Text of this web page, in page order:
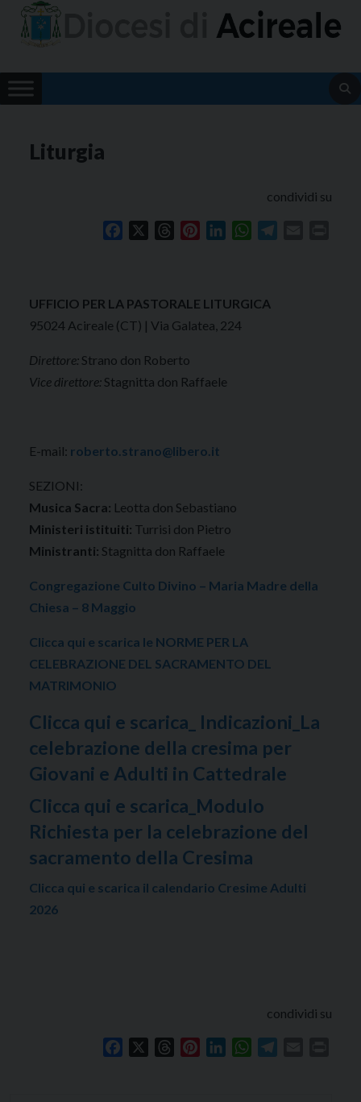
Skip
Liturgia
condividi su
Facebook ThreadsPinterestLinkedInWhatsApp
UFFICIO PER LA PASTORALE LITURGICA
95024 Acireale (CT) | Via Galatea, 224
Direttore: Strano don Roberto
Vice direttore: Stagnitta don Raffaele
E-mail: roberto.strano@libero.it
SEZIONI:
Musica Sacra: Leotta don Sebastiano
Ministeri istituiti: Turrisi don Pietro
Ministranti: Stagnitta don Raffaele
Congregazione Culto Divino – Maria Madre della
Chiesa – 8 Maggio
Clicca qui e scarica le NORME PER LA
CELEBRAZIONE DEL SACRAMENTO DEL
MATRIMONIO
Clicca qui e scarica_ Indicazioni_La
celebrazione della cresima per
Giovani e Adulti in Cattedrale
Clicca qui e scarica_Modulo
Richiesta per la celebrazione del
sacramento della Cresima
Clicca qui e scarica il calendario Cresime Adulti
2026
condividi su
Facebook ThreadsPinterestLinkedInWhatsApp